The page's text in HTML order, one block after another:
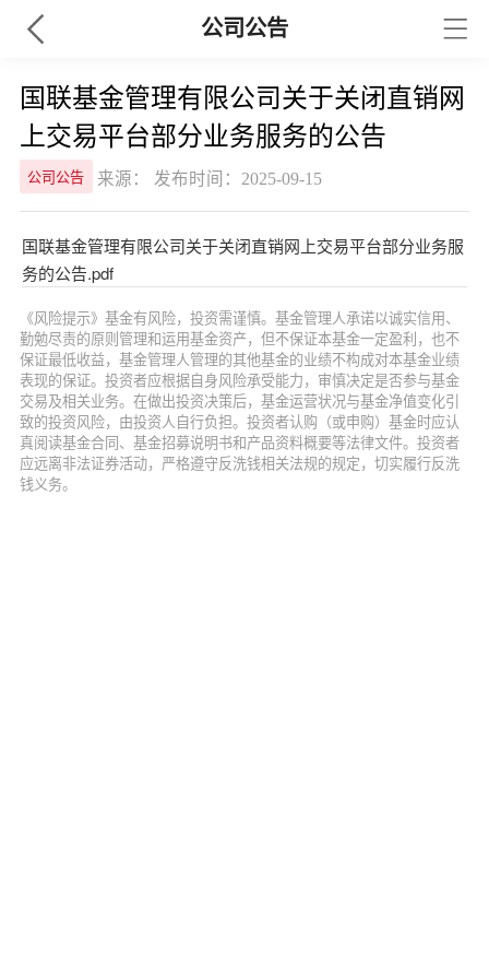
公司公告
国联基金管理有限公司关于关闭直销网
上交易平台部分业务服务的公告
公司公告 来源： 发布时间：2025-09-15
国联基金管理有限公司关于关闭直销网上交易平台部分业务服
务的公告.pdf
《风险提示》基金有风险，投资需谨慎。基金管理人承诺以诚实信用、
勤勉尽责的原则管理和运用基金资产，但不保证本基金一定盈利，也不
保证最低收益，基金管理人管理的其他基金的业绩不构成对本基金业绩
表现的保证。投资者应根据自身风险承受能力，审慎决定是否参与基金
交易及相关业务。在做出投资决策后，基金运营状况与基金净值变化引
致的投资风险，由投资人自行负担。投资者认购（或申购）基金时应认
真阅读基金合同、基金招募说明书和产品资料概要等法律文件。投资者
应远离非法证券活动，严格遵守反洗钱相关法规的规定，切实履行反洗
钱义务。